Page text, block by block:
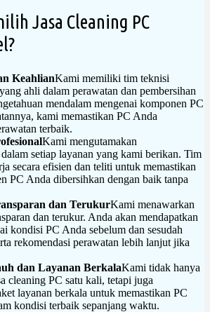
Jasa Cleaning PC
KeahlianKami memiliki tim teknisi
ahli dalam perawatan dan pembersihan
mendalam mengenai komponen PC
kami memastikan PC Anda
terbaik.
Kami mengutamakan
setiap layanan yang kami berikan. Tim
secara efisien dan teliti untuk memastikan
PC Anda dibersihkan dengan baik tanpa
dan TerukurKami menawarkan
dan terukur. Anda akan mendapatkan
kondisi PC Anda sebelum dan sesudah
rekomendasi perawatan lebih lanjut jika
dan Layanan BerkalaKami tidak hanya
cleaning PC satu kali, tetapi juga
layanan berkala untuk memastikan PC
kondisi terbaik sepanjang waktu.